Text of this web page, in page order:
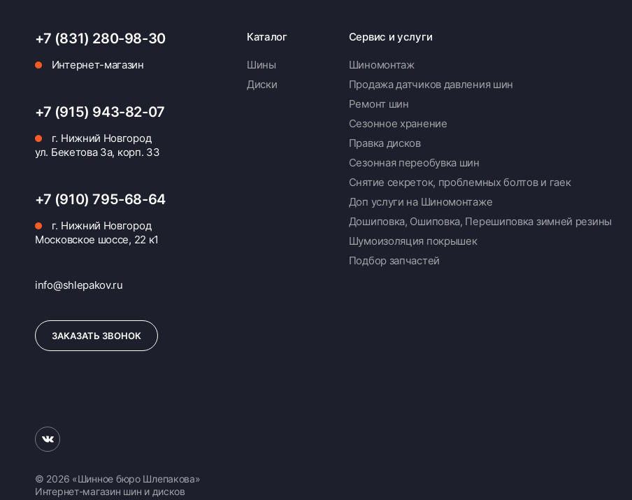
+7 (831) 280-98-30
Интернет-магазин
+7 (915) 943-82-07
г. Нижний Новгород
ул. Бекетова 3а, корп. 33
+7 (910) 795-68-64
г. Нижний Новгород
Московское шоссе, 22 к1
info@shlepakov.ru
ЗАКАЗАТЬ ЗВОНОК
Каталог
Шины
Диски
Сервис и услуги
Шиномонтаж
Продажа датчиков давления шин
Ремонт шин
Сезонное хранение
Правка дисков
Сезонная переобувка шин
Снятие секреток, проблемных болтов и гаек
Доп услуги на Шиномонтаже
Дошиповка, Ошиповка, Перешиповка зимней резины
Шумоизоляция покрышек
Подбор запчастей
© 2026 «Шинное бюро Шлепакова»
Интернет-магазин шин и дисков